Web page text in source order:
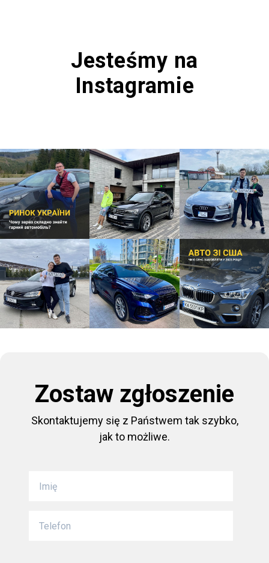
Jesteśmy na
Instagramie
Zostaw zgłoszenie
Skontaktujemy się z Państwem tak szybko,
jak to możliwe.